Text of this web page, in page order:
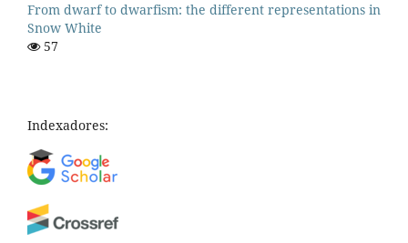
From dwarf to dwarfism: the different representations in
Snow White
57
Indexadores: